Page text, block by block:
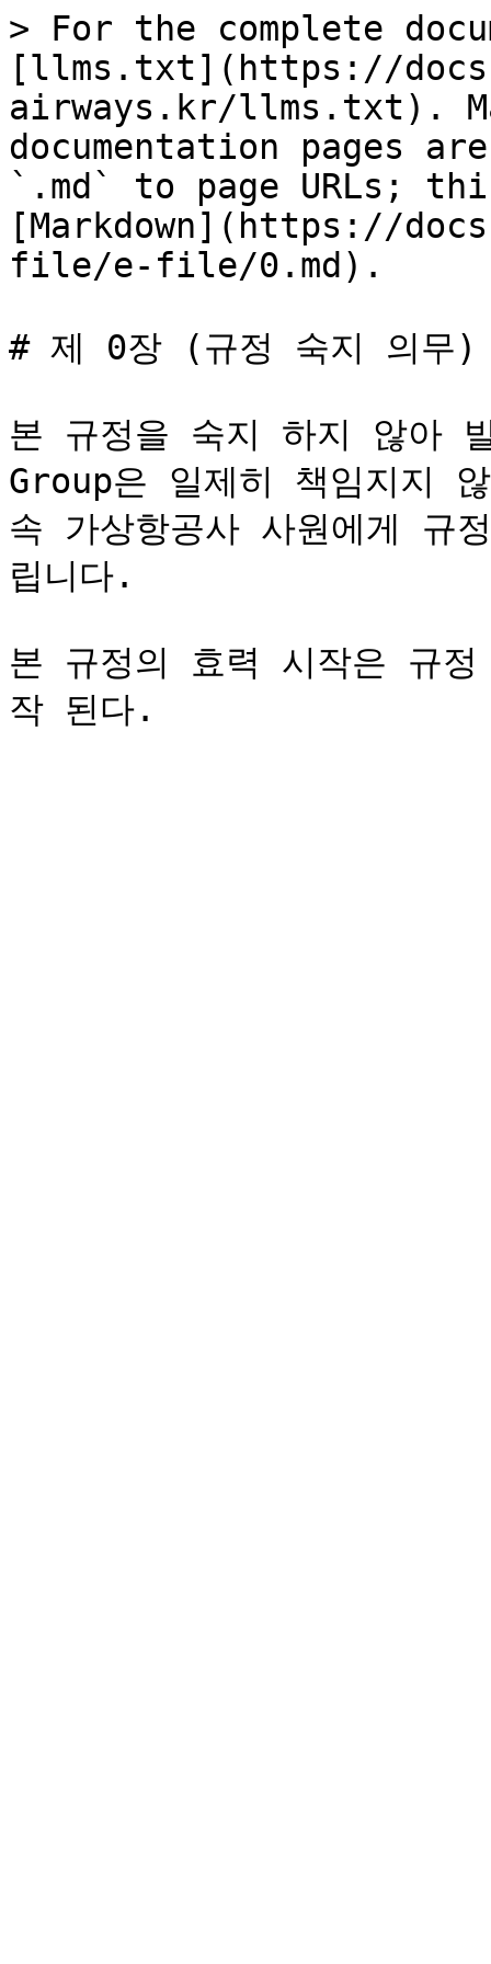
> For the complete
[llms.txt](https://
airways.kr/llms.txt).
documentation pages
`.md` to page URLs;
[Markdown](https://
file/e-file/0.md).
# 제 0장 (규정 숙지 의무)
본 규정을 숙지 하지 않아
Group은 일제히 책임지지
속 가상항공사 사원에게 규
립니다.
본 규정의 효력 시작은 규